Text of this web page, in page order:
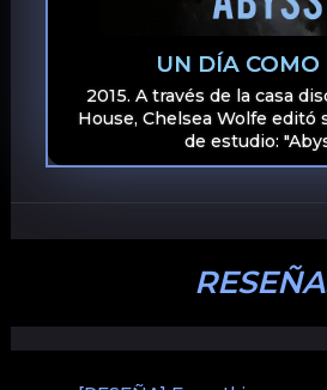
UN DÍA COMO
2015. A través de la casa
House, Chelsea Wolfe editó
de estudio: